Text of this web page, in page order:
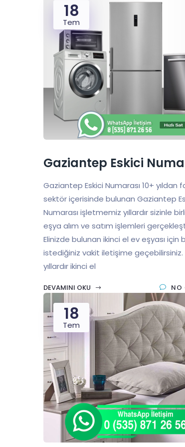
18
Tem
Gaziantep Eskici
Gaziantep Eskici Numarası 10+ yıldan
sektör içerisinde bulunan Gaziantep
Numarası işletmemiz yıllardır sizinle
eşya alım ve satım işlemleri
Elinizde bulunan ikinci el ev eşyası için
istediğiniz vakit iletişime geçebilirsiniz.
yıllardır ikinci el
DEVAMINI OKU NO
18
Tem